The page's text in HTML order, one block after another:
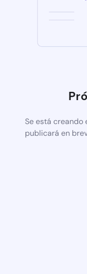
Se está creando
publicará en